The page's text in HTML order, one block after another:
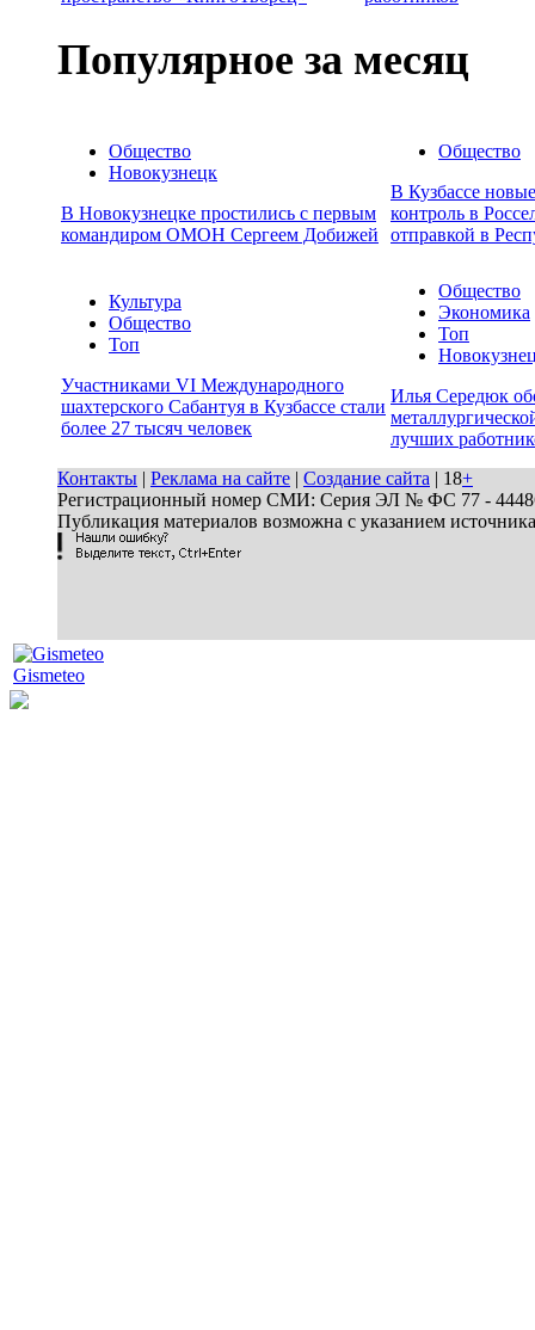
Популярное за месяц
Общество
Новокузнецк
В Новокузнецке простились с первым
командиром ОМОН Сергеем Добижей
Общество
В Кузбассе
контроль в
отправкой в
Культура
Общество
Топ
Участниками VI Международного
шахтерского Сабантуя в Кузбассе стали
более 27 тысяч человек
Общество
Экономика
Топ
Илья Середюк
лучших
Контакты | Реклама на сайте | Создание сайта | 18+
Регистрационный номер СМИ: Серия ЭЛ № ФС 77 - 44486
Публикация материалов возможна с указанием
Gismeteo